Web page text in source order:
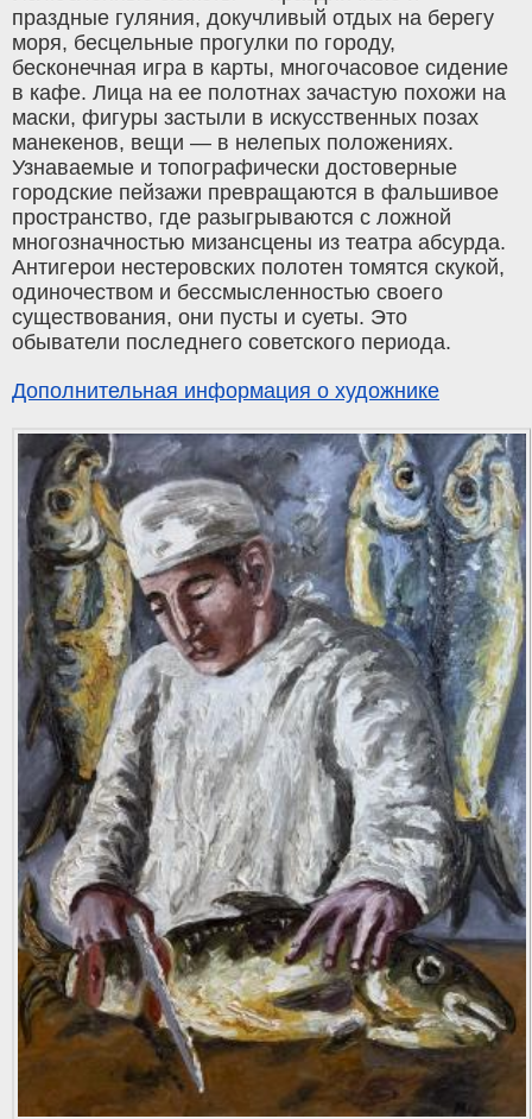
праздные гуляния, докучливый отдых на берегу
моря, бесцельные прогулки по городу,
бесконечная игра в карты, многочасовое сидение
в кафе. Лица на ее полотнах зачастую похожи на
маски, фигуры застыли в искусственных позах
манекенов, вещи — в нелепых положениях.
Узнаваемые и топографически достоверные
городские пейзажи превращаются в фальшивое
пространство, где разыгрываются с ложной
многозначностью мизансцены из театра абсурда.
Антигерои нестеровских полотен томятся скукой,
одиночеством и бессмысленностью своего
существования, они пусты и суеты. Это
обыватели последнего советского периода.
Дополнительная информация о художнике